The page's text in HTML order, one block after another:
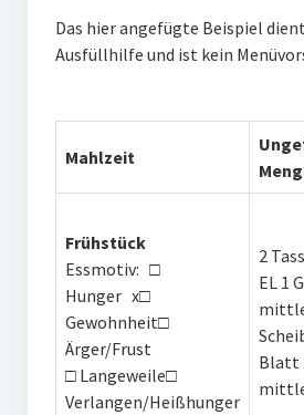
Das hier angefügte Beispiel
Ausfüllhilfe und ist kein
Mahlzeit
Frühstück
Essmotiv: □
Hunger x□
Gewohnheit□
Ärger/Frust
□ Langeweile□
Verlangen/Heißhunger
2
EL 1
Blatt